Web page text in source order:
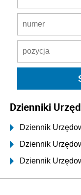
Dzienniki
Dziennik
Dziennik
Dziennik
Dziennik